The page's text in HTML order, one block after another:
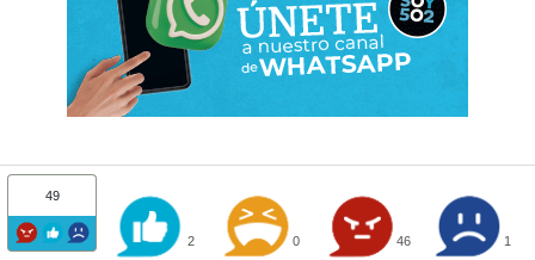
49
2 0 46 1